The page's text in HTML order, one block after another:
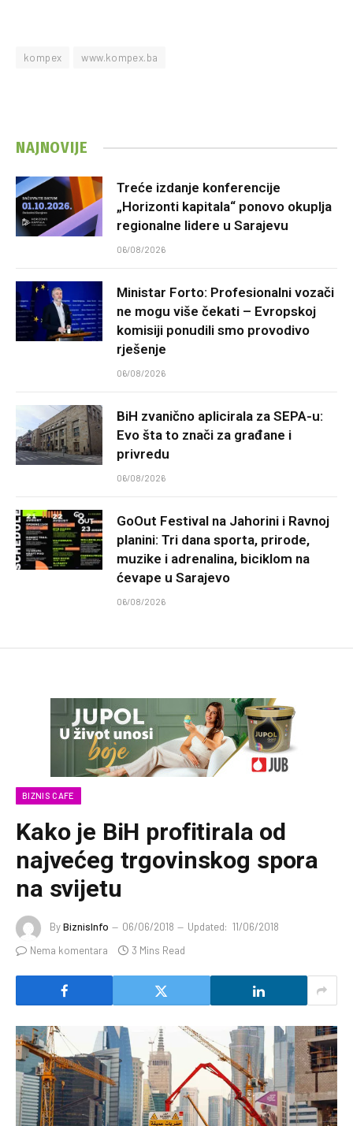
kompex www.kompex.ba
NAJNOVIJE
Treće izdanje konferencije
„Horizonti kapitala“ ponovo okuplja
regionalne lidere u Sarajevu
06/08/2026
Ministar Forto: Profesionalni vozači
ne mogu više čekati – Evropskoj
komisiji ponudili smo provodivo
rješenje
06/08/2026
BiH zvanično aplicirala za SEPA-u:
Evo šta to znači za građane i
privredu
06/08/2026
GoOut Festival na Jahorini i Ravnoj
planini: Tri dana sporta, prirode,
muzike i adrenalina, biciklom na
ćevape u Sarajevo
06/08/2026
BIZNIS CAFE
Kako je BiH profitirala od
najvećeg trgovinskog spora
na svijetu
ByBiznisInfo 06/06/2018 Updated: 11/06/2018
Nema komentara
3 Mins Read